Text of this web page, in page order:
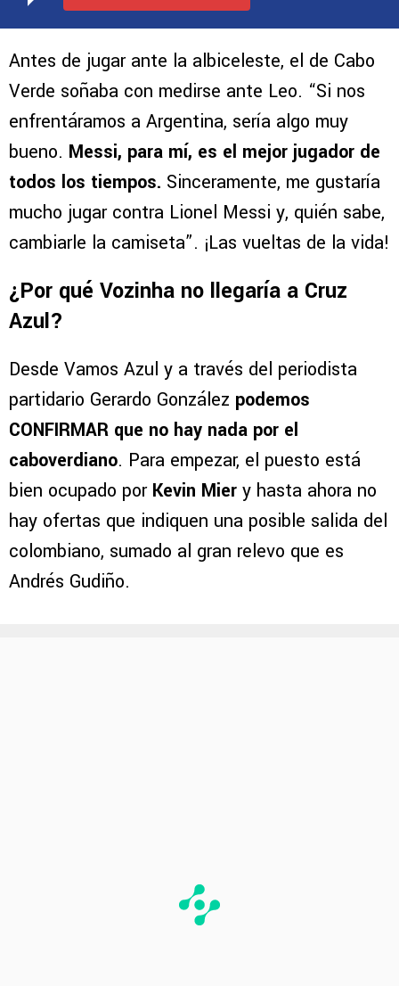
Antes de jugar ante la albiceleste, el de Cabo
Verde soñaba con medirse ante Leo. “Si nos
enfrentáramos a Argentina, sería algo muy
bueno. Messi, para mí, es el mejor jugador de
todos los tiempos. Sinceramente, me gustaría
mucho jugar contra Lionel Messi y, quién sabe,
cambiarle la camiseta”. ¡Las vueltas de la vida!
¿Por qué Vozinha no llegaría a Cruz
Azul?
Desde Vamos Azul y a través del periodista
partidario Gerardo González podemos
CONFIRMAR que no hay nada por el
caboverdiano. Para empezar, el puesto está
bien ocupado por Kevin Mier y hasta ahora no
hay ofertas que indiquen una posible salida del
colombiano, sumado al gran relevo que es
Andrés Gudiño.